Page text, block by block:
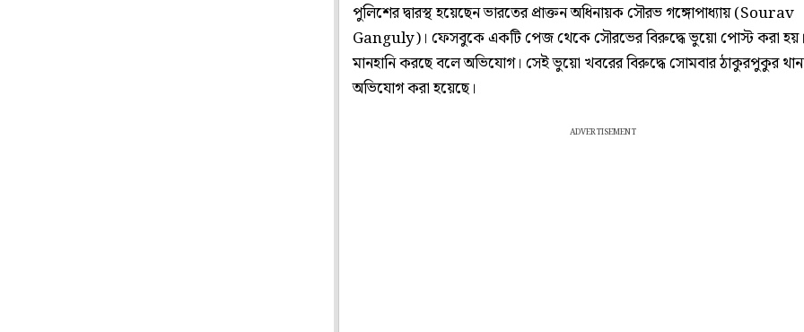
পুলিশের দ্বারস্থ হয়েছেন ভারতের প্রাক্তন অধিনায়ক সৌরভ গঙ্গোপাধ্যায় (Sourav
Ganguly)। ফেসবুকে একটি পেজ থেকে সৌরভের বিরুদ্ধে ভুয়ো পোস্ট করা হয়।
মানহানি করছে বলে অভিযোগ। সেই ভুয়ো খবরের বিরুদ্ধে সোমবার ঠাকুরপুকুর
অভিযোগ করা হয়েছে।
ADVERTISEMENT